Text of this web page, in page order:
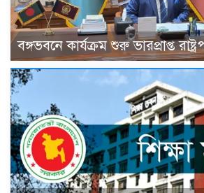
বঙ্গভবনে কার্যক্রম শুরু ভারপ্রাপ্ত